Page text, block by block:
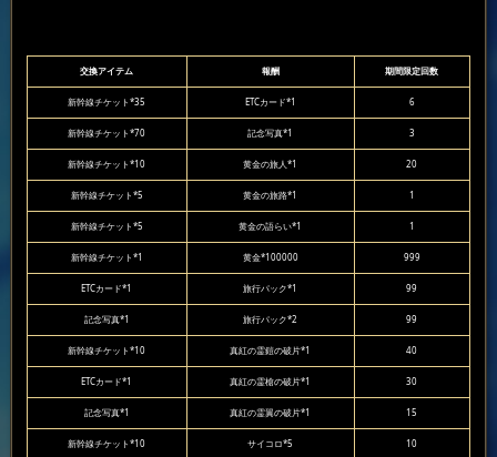
交換アイテム 報酬 期間限定回数
新幹線チケット*35 ETCカード*1 6
新幹線チケット*70 記念写真*1 3
新幹線チケット*10 黄金の旅人*1 20
新幹線チケット*5 黄金の旅路*1 1
新幹線チケット*5 黄金の語らい*1 1
新幹線チケット*1 黄金*100000 999
ETCカード*1 旅行パック*1 99
記念写真*1 旅行パック*2 99
新幹線チケット*10 真紅の霊鎧の破片*1 40
ETCカード*1 真紅の霊槍の破片*1 30
記念写真*1 真紅の霊翼の破片*1 15
新幹線チケット*10 サイコロ*5 10